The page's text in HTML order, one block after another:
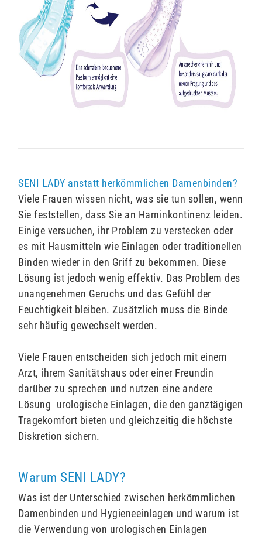
SENI LADY anstatt herkömmlichen Damenbinden?
Viele Frauen wissen nicht, was sie tun sollen, wenn
Sie feststellen, dass Sie an Harninkontinenz leiden.
Einige versuchen, ihr Problem zu verstecken oder
es mit Hausmitteln wie Einlagen oder traditionellen
Binden wieder in den Griff zu bekommen. Diese
Lösung ist jedoch wenig effektiv. Das Problem des
unangenehmen Geruchs und das Gefühl der
Feuchtigkeit bleiben. Zusätzlich muss die Binde
sehr häufig gewechselt werden.
Viele Frauen entscheiden sich jedoch mit einem
Arzt, ihrem Sanitätshaus oder einer Freundin
darüber zu sprechen und nutzen eine andere
Lösung  urologische Einlagen, die den ganztägigen
Tragekomfort bieten und gleichzeitig die höchste
Diskretion sichern.
Warum SENI LADY?
Was ist der Unterschied zwischen herkömmlichen
Damenbinden und Hygieneeinlagen und warum ist
die Verwendung von urologischen Einlagen